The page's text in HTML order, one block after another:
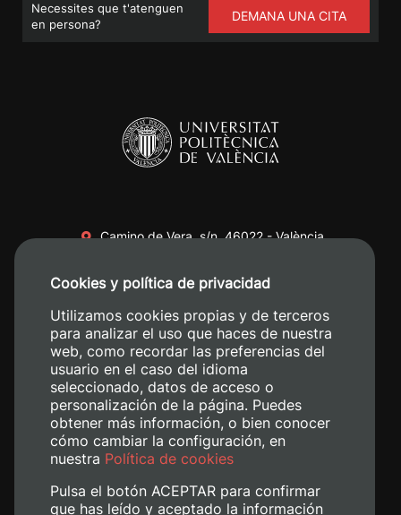
Necessites que t'atenguen
en persona?
DEMANA UNA CITA
Camino de Vera, s/n. 46022 - València
+34 620 04 00 50
Cookies y política de privacidad
Utilizamos cookies propias y de terceros
para analizar el uso que haces de nuestra
web, como recordar las preferencias del
usuario en el caso del idioma
seleccionado, datos de acceso o
personalización de la página. Puedes
obtener más información, o bien conocer
cómo cambiar la configuración, en
nuestra Política de cookies
Pulsa el botón ACEPTAR para confirmar
que has leído y aceptado la información